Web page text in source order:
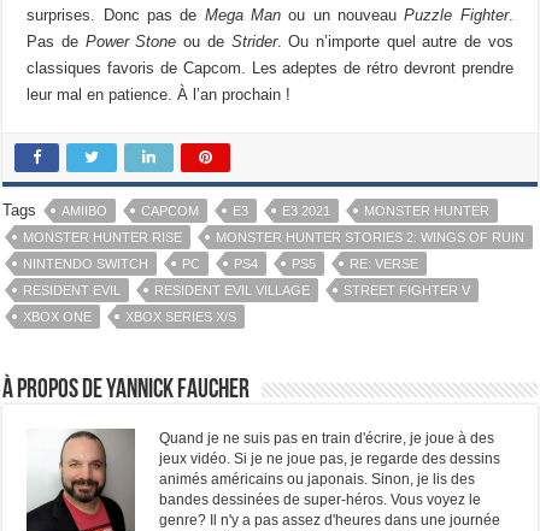
surprises. Donc pas de Mega Man ou un nouveauPuzzle Fighter.
Pas de Power Stone ou de Strider. Ou n’importe quel autre de vos
classiques favoris de Capcom. Les adeptes de rétro devront prendre
leur mal en patience. À l’an prochain !
Tags AMIIBO CAPCOM E3 E3 2021
MONSTER HUNTER
MONSTER HUNTER RISE
MONSTER HUNTER STORIES 2: WINGS OF RUIN
NINTENDO SWITCH
PC PS4 PS5
RE: VERSE
RESIDENT EVIL
RESIDENT EVIL VILLAGE
STREET FIGHTER V
XBOX ONE
XBOX SERIES X/S
À propos de Yannick Faucher
Quand je ne suis pas en train d'écrire, je joue à des
jeux vidéo. Si je ne joue pas, je regarde des dessins
animés américains ou japonais. Sinon, je lis des
bandes dessinées de super-héros. Vous voyez le
genre? Il n'y a pas assez d'heures dans une journée